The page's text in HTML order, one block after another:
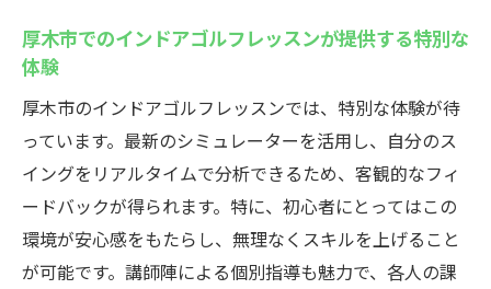
厚木市のインドアゴルフで効果的に学ぶ個
別指導の実例
初心者から上級者まで対応厚木市caddyのインド
アゴルフレッスンの魅力
厚木市caddyのサポート体制とその特徴
初心者にやさしいインドアゴルフレッスン
のポイント
上級者向けの高度なインドアレッスンプロ
厚木市でのインドアゴルフレッスンが提供する特別な
体験
厚木市のインドアゴルフレッスンでは、特別な体験が待
っています。最新のシミュレーターを活用し、自分のス
イングをリアルタイムで分析できるため、客観的なフィ
ードバックが得られます。特に、初心者にとってはこの
環境が安心感をもたらし、無理なくスキルを上げること
が可能です。講師陣による個別指導も魅力で、各人の課